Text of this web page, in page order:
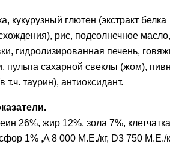
кукурузный глютен (экстракт белка
рис, подсолнечное масло,
гидролизированная печень,
пульпа сахарной свеклы (жом),
таурин), антиоксидант.
26%, жир 12%, зола 7%, клетчатка
1% ,A 8 000 М.Е./кг, D3 750 М.Е./